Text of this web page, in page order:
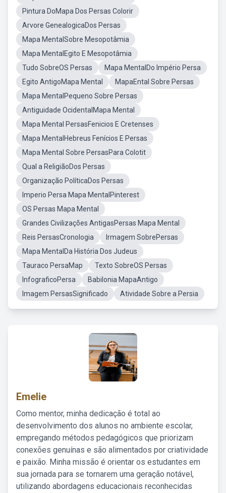
Pintura DoMapa Dos Persas Colorir
Arvore GenealogicaDos Persas
Mapa MentalSobre Mesopotâmia
Mapa MentalEgito E Mesopotâmia
Tudo SobreOS Persas
Mapa MentalDo Império Persa
Egito AntigoMapa Mental
MapaEntal Sobre Persas
Mapa MentalPequeno Sobre Persas
Antiguidade OcidentalMapa Mental
Mapa Mental PersasFenicios E Cretenses
Mapa MentalHebreus Fenícios E Persas
Mapa Mental Sobre PersasPara Colotit
Qual a ReligiãoDos Persas
Organização PolíticaDos Persas
Imperio Persa Mapa MentalPinterest
OS Persas Mapa Mental
Grandes Civilizações AntigasPersas Mapa Mental
Reis PersasCronologia
Irmagem SobrePersas
Mapa MentalDa História Dos Judeus
Tauraco PersaMap
Texto SobreOS Persas
InfograficoPersa
Babilonia MapaAntigo
Imagem PersasSignificado
Atividade Sobre a Persia
Emelie
Como mentor, minha dedicação é total ao
desenvolvimento dos alunos no ambiente escolar,
empregando métodos pedagógicos que priorizam
conexões genuínas e são alimentados por criatividade
e paixão. Minha missão é orientar os estudantes em
sua jornada para se tornarem uma geração notável,
utilizando abordagens educacionais reconhecidas